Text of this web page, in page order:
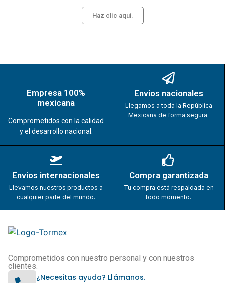
Haz clic aquí.
Empresa 100%
mexicana
Comprometidos con la calidad
y el desarrollo nacional.
Envios nacionales
Llegamos a toda la República
Mexicana de forma segura.
Envios internacionales
Llevamos nuestros productos a
cualquier parte del mundo.
Compra garantizada
Tu compra está respaldada en
todo momento.
Comprometidos con nuestro personal y con nuestros
clientes.
¿Necesitas ayuda? Llámanos.